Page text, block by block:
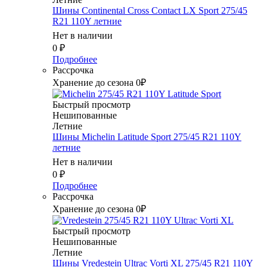
Шины Continental Cross Contact LX Sport 275/45
R21 110Y летние
Нет в наличии
0 ₽
Подробнее
Рассрочка
Хранение до сезона 0₽
Быстрый просмотр
Нешипованные
Летние
Шины Michelin Latitude Sport 275/45 R21 110Y
летние
Нет в наличии
0 ₽
Подробнее
Рассрочка
Хранение до сезона 0₽
Быстрый просмотр
Нешипованные
Летние
Шины Vredestein Ultrac Vorti XL 275/45 R21 110Y